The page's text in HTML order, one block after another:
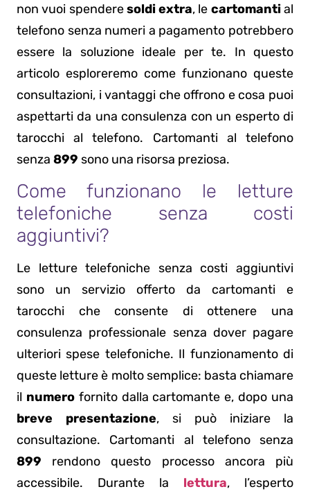
non vuoi spenderesoldi extra, le cartomantial
telefono senza numeri a pagamento potrebbero
essere la soluzione ideale per te. In questo
articolo esploreremo come funzionano queste
consultazioni, i vantaggi che offrono e cosa puoi
aspettarti da una consulenza con un esperto di
tarocchi al telefono. Cartomanti al telefono
senza 899 sono una risorsa preziosa.
Come funzionano le letture
telefoniche senza costi
aggiuntivi?
Le letture telefoniche senza costi aggiuntivi
sono un servizio offerto da cartomanti e
tarocchi che consente di ottenere una
consulenza professionale senza dover pagare
ulteriori spese telefoniche. Il funzionamento di
queste letture è molto semplice: basta chiamare
il numerofornito dalla cartomante e, dopo una
breve presentazione, si può iniziare la
consultazione. Cartomanti al telefono senza
899 rendono questo processo ancora più
accessibile. Durante la lettura, l’esperto